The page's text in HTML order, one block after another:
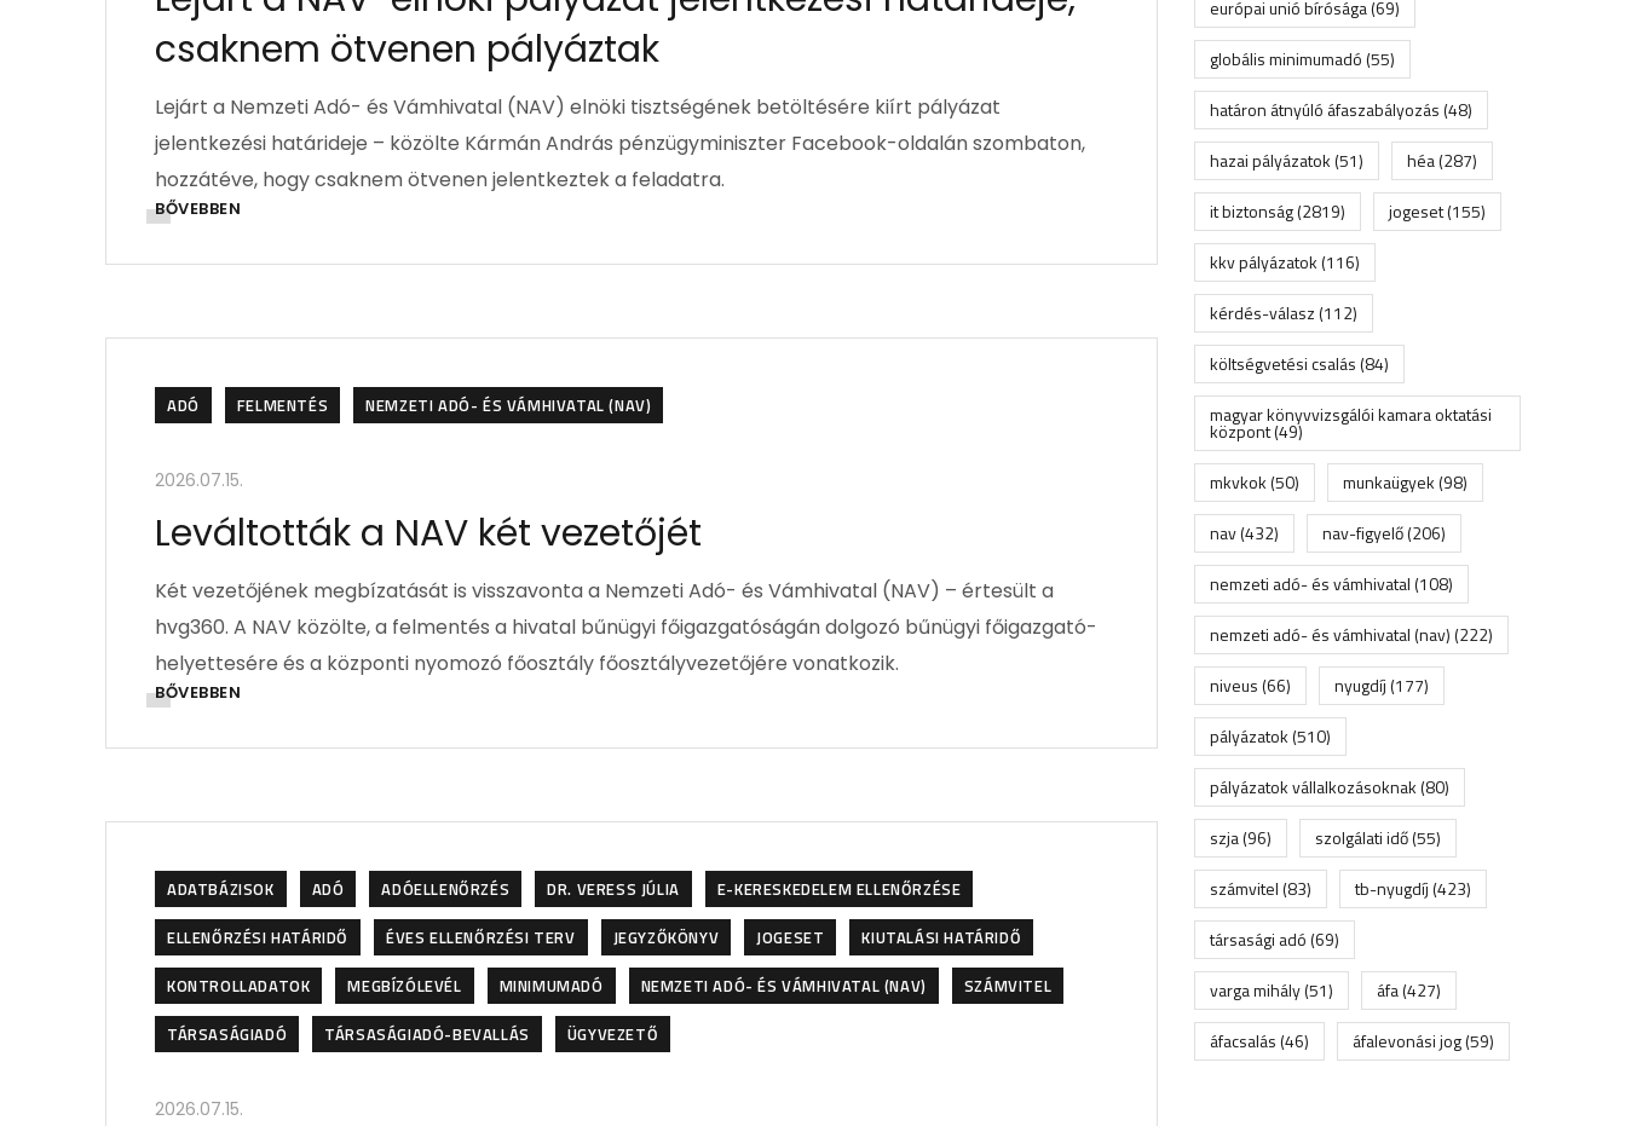
csaknem ötvenen pályáztak
Lejárt a Nemzeti Adó- és Vámhivatal (NAV) elnöki tisztségének betöltésére kiírt pályázat
jelentkezési határideje – közölte Kármán András pénzügyminiszter Facebook-oldalán szombaton,
hozzátéve, hogy csaknem ötvenen jelentkeztek a feladatra.
BŐVEBBEN
ADÓ FELMENTÉS NEMZETI ADÓ- ÉS VÁMHIVATAL (NAV)
2026.07.15.
Leváltották a NAV két vezetőjét
Két vezetőjének megbízatását is visszavonta a Nemzeti Adó- és Vámhivatal (NAV) – értesült a
hvg360. A NAV közölte, a felmentés a hivatal bűnügyi főigazgatóságán dolgozó bűnügyi főigazgató-
helyettesére és a központi nyomozó főosztály főosztályvezetőjére vonatkozik.
BŐVEBBEN
ADATBÁZISOK ADÓ ADÓELLENŐRZÉS DR. VERESS JÚLIA
E-KERESKEDELEM ELLENŐRZÉSE
ELLENŐRZÉSI HATÁRIDŐ
ÉVES ELLENŐRZÉSI TERV JEGYZŐKÖNYV JOGESET
KIUTALÁSI HATÁRIDŐ
KONTROLLADATOK
MEGBÍZÓLEVÉL MINIMUMADÓ NEMZETI ADÓ- ÉS VÁMHIVATAL (NAV)
SZÁMVITEL
TÁRSASÁGIADÓ
TÁRSASÁGIADÓ-BEVALLÁS ÜGYVEZETŐ
2026.07.15.
európai unió bírósága(69)
globális minimumadó(55)
határon átnyúló áfaszabályozás(48)
hazai pályázatok(51) héa(287)
it biztonság(2819) jogeset(155)
kkv pályázatok(116)
kérdés-válasz(112)
költségvetési csalás(84)
magyar könyvvizsgálói kamara oktatási
központ(49)
mkvkok(50) munkaügyek(98)
nav(432) nav-figyelő(206)
nemzeti adó- és vámhivatal(108)
nemzeti adó- és vámhivatal (nav)(222)
niveus(66) nyugdíj(177)
pályázatok(510)
pályázatok vállalkozásoknak(80)
szja(96) szolgálati idő(55)
számvitel(83) tb-nyugdíj(423)
társasági adó(69)
varga mihály(51) áfa(427)
áfacsalás(46) áfalevonási jog(59)